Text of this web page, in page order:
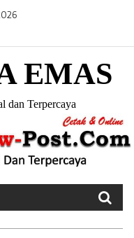
EMAS
dan Terpercaya